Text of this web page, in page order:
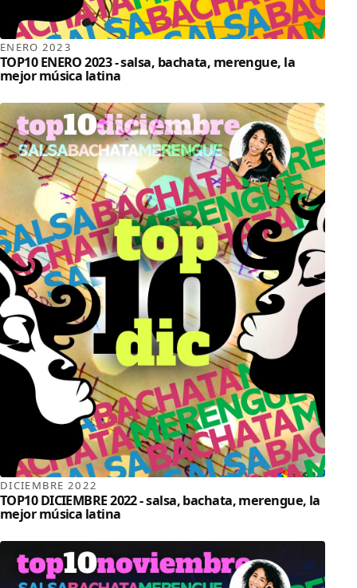
ENERO 2023
TOP10 ENERO 2023 - salsa, bachata, merengue, la
mejor música latina
DICIEMBRE 2022
TOP10 DICIEMBRE 2022 - salsa, bachata, merengue, la
mejor música latina